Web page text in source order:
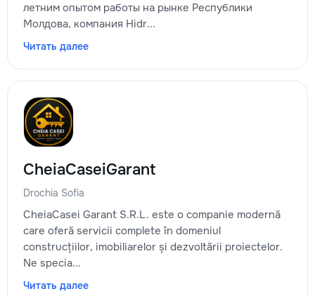
летним опытом работы на рынке Республики
Молдова, компания Hidr...
Читать далее
CheiaCaseiGarant
Drochia Sofia
CheiaCasei Garant S.R.L. este o companie modernă
care oferă servicii complete în domeniul
construcțiilor, imobiliarelor și dezvoltării proiectelor.
Ne specia...
Читать далее